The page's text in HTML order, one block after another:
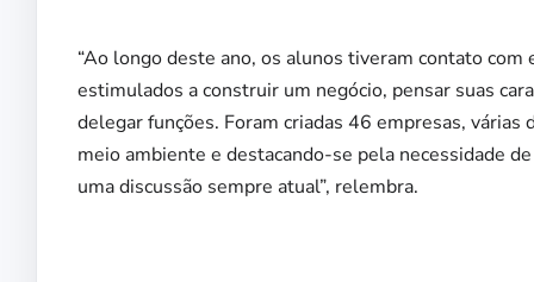
“Ao longo deste ano, os alunos tiveram contato
estimulados a construir um negócio, pensar suas
delegar funções. Foram criadas 46 empresas,
meio ambiente e destacando-se pela necessidade
uma discussão sempre atual”, relembra.